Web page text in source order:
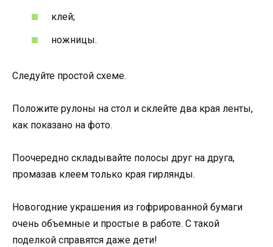
клей;
ножницы.
Следуйте простой схеме.
Положите рулоны на стол и склейте два края ленты,
как показано на фото.
Поочередно складывайте полосы друг на друга,
промазав клеем только края гирлянды.
Новогодние украшения из гофрированной бумаги
очень объемные и простые в работе. С такой
поделкой справятся даже дети!